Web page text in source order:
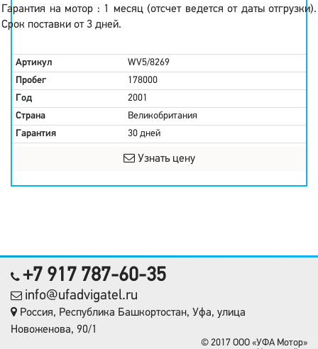
Гарантия на мотор : 1 месяц (отсчет ведется от даты отгрузки).
Срок поставки от 3 дней.
Артикул
WV5/8269
Пробег
178000
Год
2001
Страна
Великобритания
Гарантия
30 дней
Узнать цену
+7 917 787-60-35
info@ufadvigatel.ru
Россия, Республика Башкортостан, Уфа, улица
Новоженова, 90/1
© 2017 OOO «УФА Мотор»